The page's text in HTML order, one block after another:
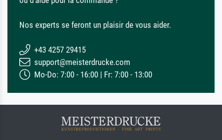
Nos experts se feront un plaisir de vous aider.
+43 4257 29415
support@meisterdrucke.com
Mo-Do: 7:00 - 16:00 | Fr: 7:00 - 13:00